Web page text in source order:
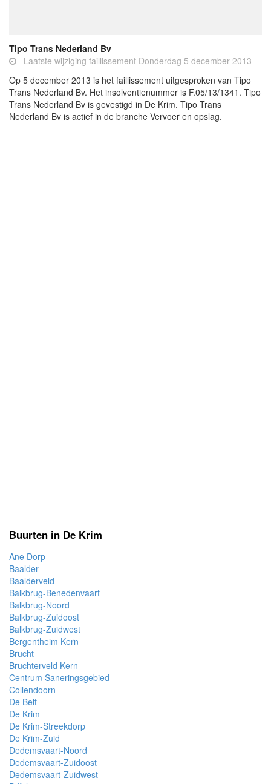
Tipo Trans Nederland Bv
Laatste wijziging faillissement Donderdag 5 december 2013
Op 5 december 2013 is het faillissement uitgesproken van Tipo
Trans Nederland Bv. Het insolventienummer is F.05/13/1341. Tipo
Trans Nederland Bv is gevestigd in De Krim. Tipo Trans
Nederland Bv is actief in de branche Vervoer en opslag.
Buurten in De Krim
Ane Dorp
Baalder
Baalderveld
Balkbrug-Benedenvaart
Balkbrug-Noord
Balkbrug-Zuidoost
Balkbrug-Zuidwest
Bergentheim Kern
Brucht
Bruchterveld Kern
Centrum Saneringsgebied
Collendoorn
De Belt
De Krim
De Krim-Streekdorp
De Krim-Zuid
Dedemsvaart-Noord
Dedemsvaart-Zuidoost
Dedemsvaart-Zuidwest